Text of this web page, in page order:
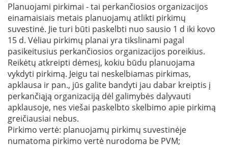
Planuojami pirkimai - tai perkančiosios organizacijos
einamaisiais metais planuojamų atlikti pirkimų
suvestinė. Jie turi būti paskelbti nuo sausio 1 d iki kovo
15 d. Vėliau pirkimų planai yra tikslinami pagal
pasikeitusius perkančiosios organizacijos poreikius.
Reikėtų atkreipti dėmesį, kokiu būdu planuojama
vykdyti pirkimą. Jeigu tai neskelbiamas pirkimas,
apklausa ir pan., jūs galite bandyti jau dabar kreiptis į
perkančiąją organizaciją dėl galimybės dalyvauti
apklausoje, nes viešai paskelbto skelbimo apie pirkimą
greičiausiai nebus.
Pirkimo vertė: planuojamų pirkimų suvestinėje
numatoma pirkimo vertė nurodoma be PVM;